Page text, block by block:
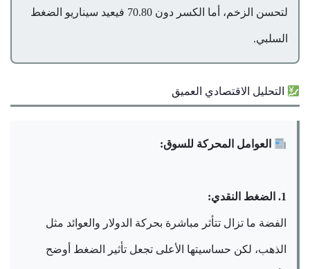
لتحسن الزخم، أما الكسر دون 70.80 فيعيد سيناريو الضغط
السلبي.
التحليل الاقتصادي العميق
العوامل المحركة للسوق:
1. الضغط النقدي:
الفضة ما تزال تتأثر مباشرة بحركة الدولار والعوائد مثل
الذهب، لكن حساسيتها الأعلى تجعل تأثير الضغط أوضح